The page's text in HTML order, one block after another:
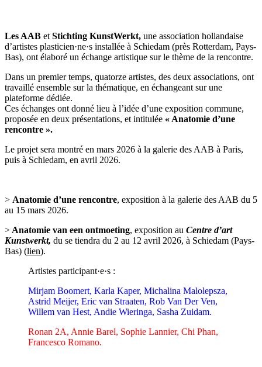
Les AAB etStichting KunstWerkt, une association hollandaise
d’artistes plasticien·ne·s installée à Schiedam (près Rotterdam, Pays-
Bas), ont élaboré un échange artistique sur le thème de la rencontre.
Dans un premier temps, quatorze artistes, des deux associations, ont
travaillé ensemble sur la thématique, en échangeant sur une
plateforme dédiée.
Ces échanges ont donné lieu à l’idée d’une exposition commune,
proposée en deux présentations, et intitulée « Anatomie d’une
rencontre ».
Le projet sera montré en mars 2026 à la galerie des AAB à Paris,
puis à Schiedam, en avril 2026.
> Anatomie d’une rencontre, exposition à la galerie des AAB du 5
au 15 mars 2026.
>Anatomie van een ontmoeting, exposition au Centre d’art
Kunstwerkt, du se tiendra du 2 au 12 avril 2026, à Schiedam (Pays-
Bas) (lien).
Artistes participant·e·s :
Mirjam Boomert, Karla Kaper, Michalina Malolepsza,
Astrid Meijer, Eric van Straaten, Rob Van Der Ven,
Willem van Hest, Andie Wieringa, Sasha Zuidam.
Ronan 2A, Annie Barel, Sophie Lannier, Chi Phan,
Francesco Romano.